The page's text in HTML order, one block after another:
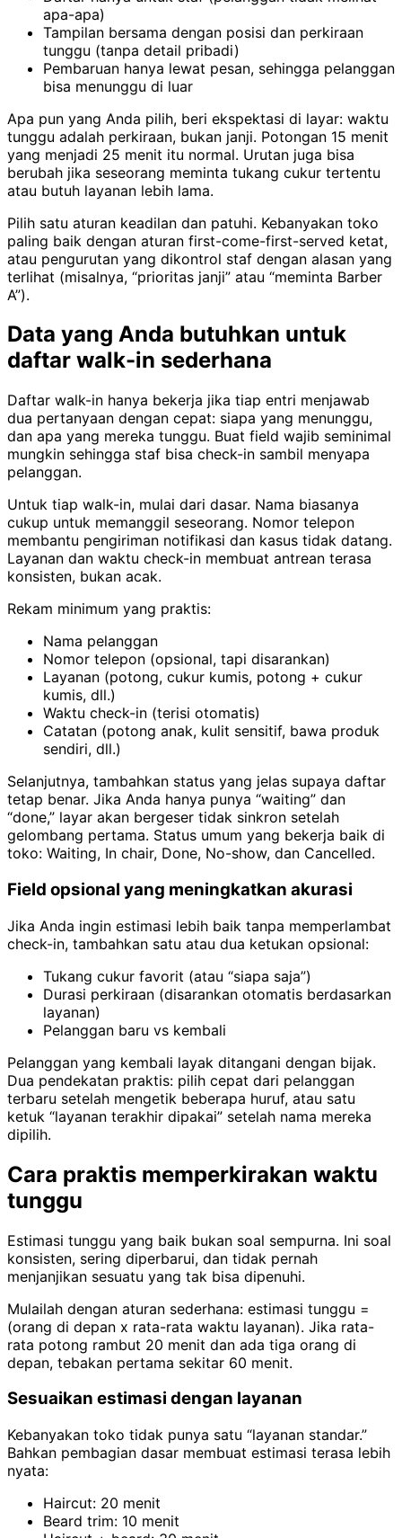
apa-apa)
Tampilan bersama dengan posisi dan perkiraan
tunggu (tanpa detail pribadi)
Pembaruan hanya lewat pesan, sehingga pelanggan
bisa menunggu di luar
Apa pun yang Anda pilih, beri ekspektasi di layar: waktu
tunggu adalah perkiraan, bukan janji. Potongan 15 menit
yang menjadi 25 menit itu normal. Urutan juga bisa
berubah jika seseorang meminta tukang cukur tertentu
atau butuh layanan lebih lama.
Pilih satu aturan keadilan dan patuhi. Kebanyakan toko
paling baik dengan aturan first-come-first-served ketat,
atau pengurutan yang dikontrol staf dengan alasan yang
terlihat (misalnya, “prioritas janji” atau “meminta Barber
A”).
Data yang Anda butuhkan untuk
daftar walk-in sederhana
Daftar walk-in hanya bekerja jika tiap entri menjawab
dua pertanyaan dengan cepat: siapa yang menunggu,
dan apa yang mereka tunggu. Buat field wajib seminimal
mungkin sehingga staf bisa check-in sambil menyapa
pelanggan.
Untuk tiap walk-in, mulai dari dasar. Nama biasanya
cukup untuk memanggil seseorang. Nomor telepon
membantu pengiriman notifikasi dan kasus tidak datang.
Layanan dan waktu check-in membuat antrean terasa
konsisten, bukan acak.
Rekam minimum yang praktis:
Nama pelanggan
Nomor telepon (opsional, tapi disarankan)
Layanan (potong, cukur kumis, potong + cukur
kumis, dll.)
Waktu check-in (terisi otomatis)
Catatan (potong anak, kulit sensitif, bawa produk
sendiri, dll.)
Selanjutnya, tambahkan status yang jelas supaya daftar
tetap benar. Jika Anda hanya punya “waiting” dan
“done,” layar akan bergeser tidak sinkron setelah
gelombang pertama. Status umum yang bekerja baik di
toko: Waiting, In chair, Done, No-show, dan Cancelled.
Field opsional yang meningkatkan akurasi
Jika Anda ingin estimasi lebih baik tanpa memperlambat
check-in, tambahkan satu atau dua ketukan opsional:
Tukang cukur favorit (atau “siapa saja”)
Durasi perkiraan (disarankan otomatis berdasarkan
layanan)
Pelanggan baru vs kembali
Pelanggan yang kembali layak ditangani dengan bijak.
Dua pendekatan praktis: pilih cepat dari pelanggan
terbaru setelah mengetik beberapa huruf, atau satu
ketuk “layanan terakhir dipakai” setelah nama mereka
dipilih.
Cara praktis memperkirakan waktu
tunggu
Estimasi tunggu yang baik bukan soal sempurna. Ini soal
konsisten, sering diperbarui, dan tidak pernah
menjanjikan sesuatu yang tak bisa dipenuhi.
Mulailah dengan aturan sederhana: estimasi tunggu =
(orang di depan x rata-rata waktu layanan). Jika rata-
rata potong rambut 20 menit dan ada tiga orang di
depan, tebakan pertama sekitar 60 menit.
Sesuaikan estimasi dengan layanan
Kebanyakan toko tidak punya satu “layanan standar.”
Bahkan pembagian dasar membuat estimasi terasa lebih
nyata:
Haircut: 20 menit
Beard trim: 10 menit